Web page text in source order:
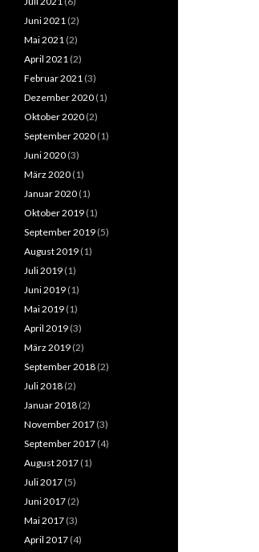
Juni 2021 (2)
Mai 2021 (2)
April 2021 (2)
Februar 2021 (3)
Dezember 2020 (1)
Oktober 2020 (2)
September 2020 (1)
Juni 2020 (3)
März 2020 (1)
Januar 2020 (1)
Oktober 2019 (1)
September 2019 (5)
August 2019 (1)
Juli 2019 (1)
Juni 2019 (1)
Mai 2019 (1)
April 2019 (3)
März 2019 (2)
September 2018 (2)
Juli 2018 (2)
Januar 2018 (2)
November 2017 (3)
September 2017 (4)
August 2017 (1)
Juli 2017 (5)
Juni 2017 (2)
Mai 2017 (3)
April 2017 (4)